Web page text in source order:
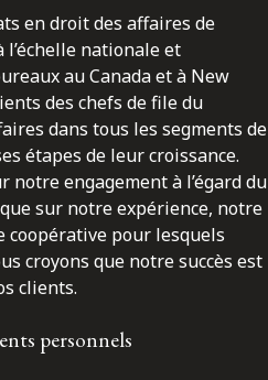
en droit des affaires de
nationale et
au Canada et à New
des chefs de file du
dans tous les segments de
étapes de leur croissance.
engagement à l’égard du
sur notre expérience, notre
pour lesquels
croyons que notre succès est
clients.
personnels